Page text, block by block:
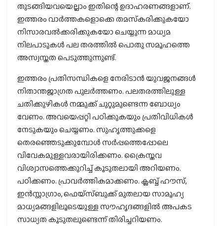
തുടങ്ങിയവയെല്ലാം ഇതിന്റെ ഉദാഹരണങ്ങളാണ്.
ഇത്തരം വാര്‍ത്തകളൊക്കെ തമസ്‌കരിക്കുകയോ
നിസാരവല്‍ക്കരിക്കുകയോ ചെയ്യുന്ന മാധ്യമ
നിലപാടുകള്‍ പല തരത്തില്‍ പൊതു സമൂഹത്തെ
അസ്വസ്തത പെടുത്തുന്നുണ്ട്.
ഇത്തരം പ്രതിസന്ധികളെ നേരിടാന്‍ യുവജനങ്ങള്‍
നിതാന്തജാഗ്രത പുലര്‍ത്തണം. പലതരത്തിലുള്ള
ചതിക്കുഴികള്‍ നമ്മുക്ക് ചുറ്റുമുണ്ടെന്ന ബോധ്യം
വേണം. അവയെപ്പറ്റി പഠിക്കുകയും പ്രതിവിധികള്‍
നേടുകയും ചെയ്യണം. സുഹൃത്തുക്കളെ
തെരഞ്ഞെടുക്കുമ്പോള്‍ സര്‍പ്പത്തെപ്പോലെ
വിവേകമുള്ളവരായിരിക്കണം. ക്രൈസ്തവ
വിശ്വാസത്തെക്കുറിച്ച് കൂടുതലായി അറിയണം.
പഠിക്കണം. പ്രാവര്‍ത്തികമാക്കണം. ക്ലബ്ബ് ഹൗസ്,
ഇന്‍സ്റ്റാഗ്രാം, ഫെയ്സ്ബുക്ക് മുതലായ സാമൂഹ്യ
മാധ്യമങ്ങളിലൂടെയുള്ള സൗഹൃദങ്ങളില്‍ അപകട
സാധ്യത കൂടുതലുണ്ടെന്ന് തിരിച്ചറിയണം.